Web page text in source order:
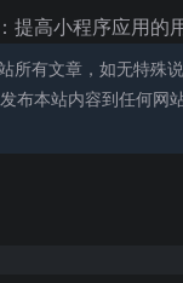
提高小程序应用的
所有文章，如无特殊
布本站内容到任何